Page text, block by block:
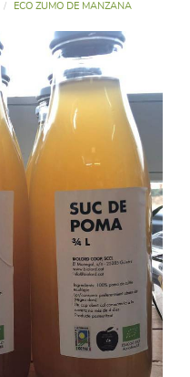
ECO ZUMO DE MANZANA